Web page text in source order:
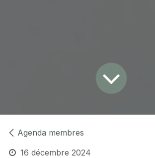
Agenda membres
16 décembre 2024